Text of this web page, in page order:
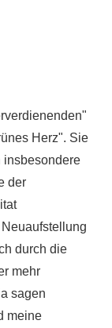
Herz". Sie
insbesondere
der
durch die
mehr
sagen
meine